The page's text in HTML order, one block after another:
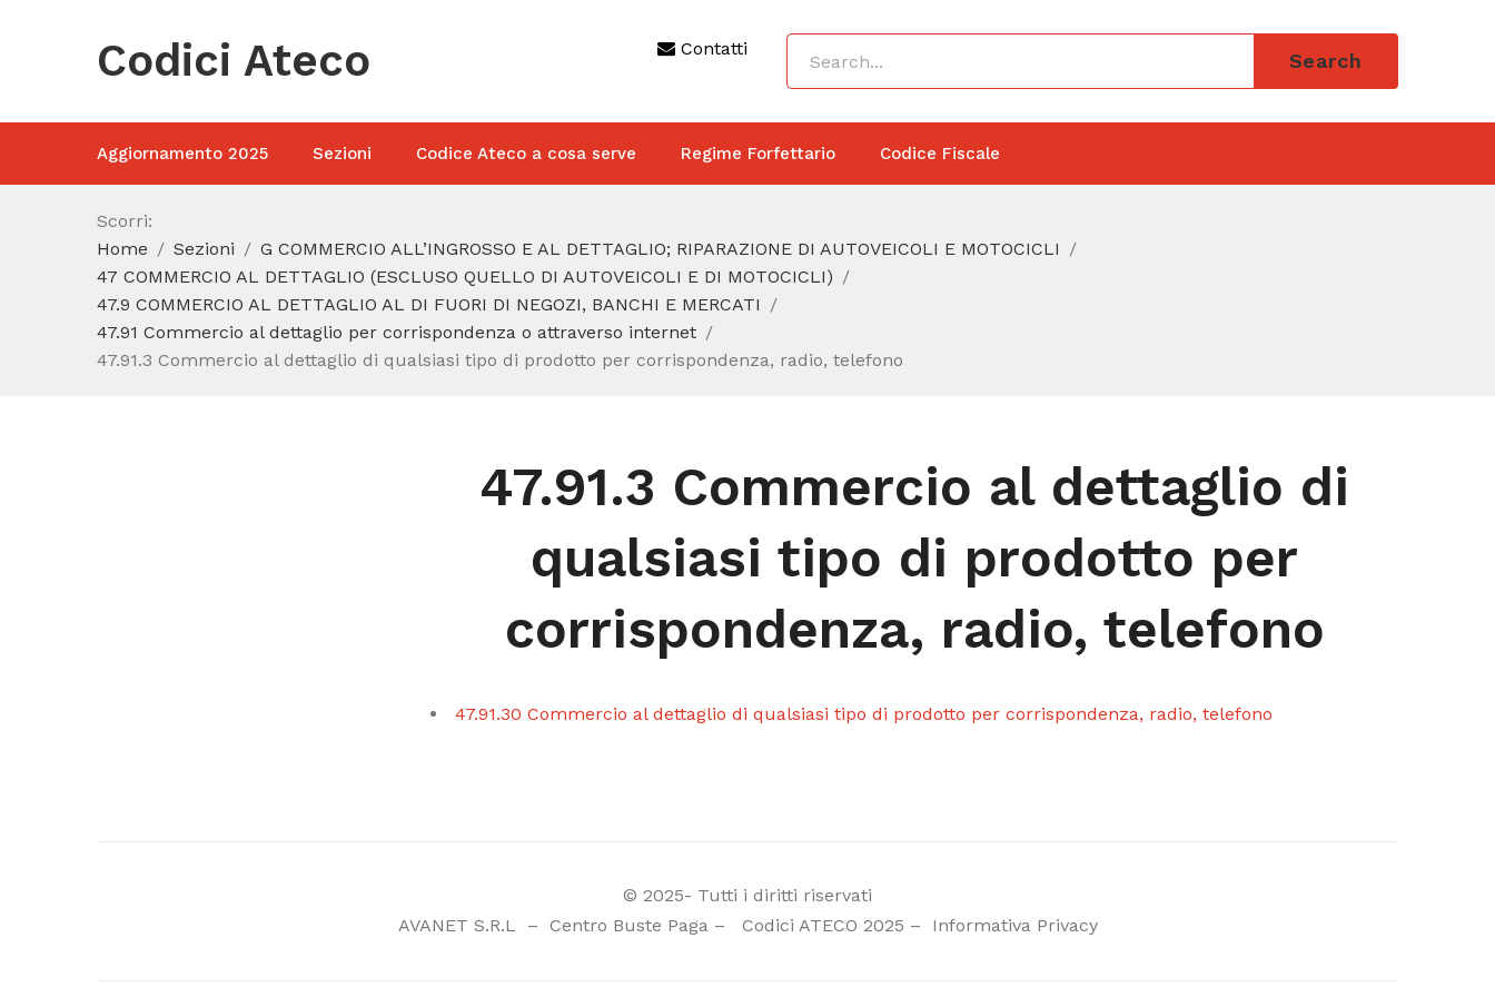
Codici Ateco Contatti
Search
Aggiornamento 2025 Sezioni Codice Ateco a cosa serve Regime Forfettario Codice Fiscale
Scorri:
Home
Sezioni
G COMMERCIO ALL’INGROSSO E AL DETTAGLIO; RIPARAZIONE DI AUTOVEICOLI E MOTOCICLI
47 COMMERCIO AL DETTAGLIO (ESCLUSO QUELLO DI AUTOVEICOLI E DI MOTOCICLI)
47.9 COMMERCIO AL DETTAGLIO AL DI FUORI DI NEGOZI, BANCHI E MERCATI
47.91 Commercio al dettaglio per corrispondenza o attraverso internet
47.91.3 Commercio al dettaglio di qualsiasi tipo di prodotto per corrispondenza, radio, telefono
47.91.3 Commercio al dettaglio di
qualsiasi tipo di prodotto per
corrispondenza, radio, telefono
47.91.30 Commercio al dettaglio di qualsiasi tipo di prodotto per corrispondenza, radio, telefono
© 2025- Tutti i diritti riservati
AVANET S.R.L
– Centro Buste Paga– Codici ATECO 2025 – Informativa Privacy